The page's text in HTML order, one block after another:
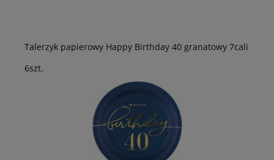
Talerzyk papierowy Happy Birthday 40 granatowy 7cali
6szt.